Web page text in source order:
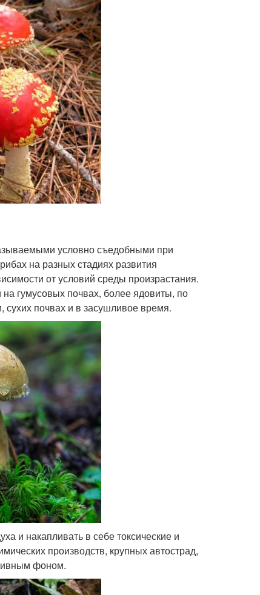
условно съедобными при
на разных стадиях развития
от условий среды произрастания.
гумусовых почвах, более ядовиты, по
почвах и в засушливое время.
и накапливать в себе токсические и
производств, крупных автострад,
фоном.